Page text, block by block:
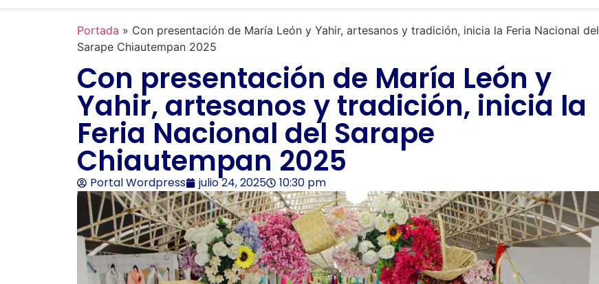
Portada » Con presentación de María León y Yahir, artesanos y tradición, inicia la Feria Nacional del
Sarape Chiautempan 2025
Con presentación de María León y
Yahir, artesanos y tradición, inicia la
Feria Nacional del Sarape
Chiautempan 2025
Portal Wordpress julio 24, 2025 10:30 pm